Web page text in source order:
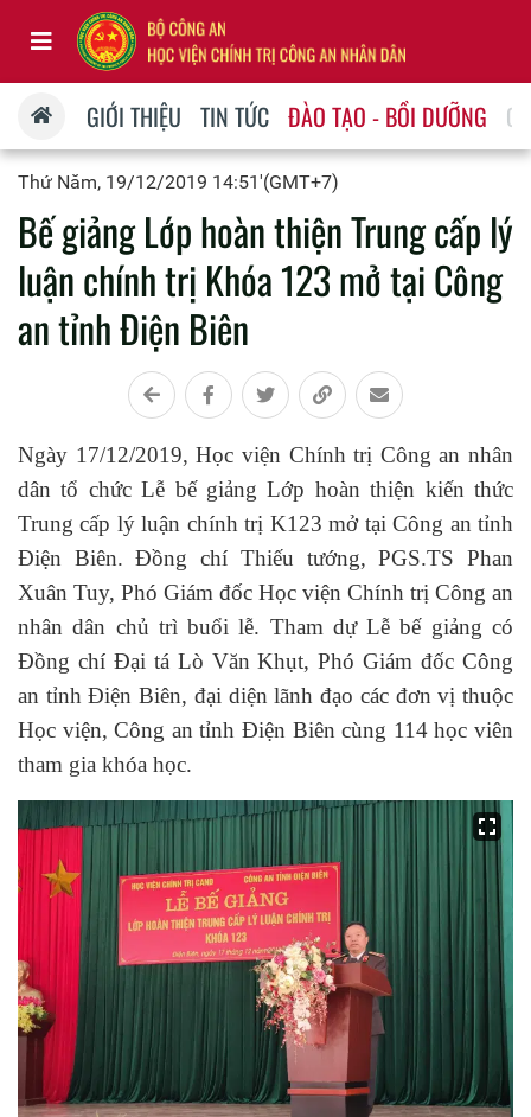
GIỚI THIỆU TIN TỨC ĐÀO TẠO - BỒI DƯỠNG
Thứ Năm, 19/12/2019 14:51'(GMT+7)
Bế giảng Lớp hoàn thiện Trung cấp lý
luận chính trị Khóa 123 mở tại Công
an tỉnh Điện Biên
Ngày 17/12/2019, Học viện Chính trị Công an nhân
dân tổ chức Lễ bế giảng Lớp hoàn thiện kiến thức
Trung cấp lý luận chính trị K123 mở tại Công an tỉnh
Điện Biên. Đồng chí Thiếu tướng, PGS.TS Phan
Xuân Tuy, Phó Giám đốc Học viện Chính trị Công an
nhân dân chủ trì buổi lễ. Tham dự Lễ bế giảng có
Đồng chí Đại tá Lò Văn Khụt, Phó Giám đốc Công
an tỉnh Điện Biên, đại diện lãnh đạo các đơn vị thuộc
Học viện, Công an tỉnh Điện Biên cùng 114 học viên
tham gia khóa học.